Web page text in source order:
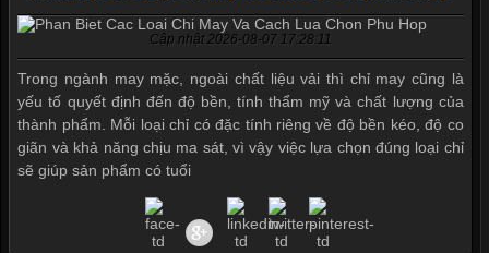
Cập nhật 2026-08-07 17:28:11
Trong ngành may mặc, ngoài chất liệu vải thì chỉ may cũng là
yếu tố quyết định đến độ bền, tính thẩm mỹ và chất lượng của
thành phẩm. Mỗi loại chỉ có đặc tính riêng về độ bền kéo, độ co
giãn và khả năng chịu ma sát, vì vậy việc lựa chọn đúng loại chỉ
sẽ giúp sản phẩm có tuổi